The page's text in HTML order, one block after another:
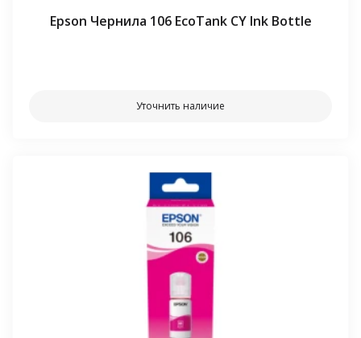
Epson Чернила 106 EcoTank CY Ink Bottle
Уточнить наличие